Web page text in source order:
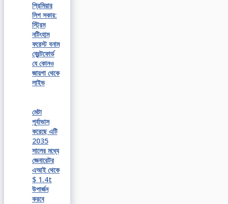
প্রিমিয়ার
লিগ সকার:
স্ট্রিম
নটিংহাম
ফরেস্ট বনাম
ব্রেন্টফোর্ড
যে কোনও
জায়গা থেকে
লাইভ
মেটা
পূর্বাভাস
করেছে এটি
2035
সালের মধ্যে
জেনারেটর
এআই থেকে
$ 1.4t
উপার্জন
করবে